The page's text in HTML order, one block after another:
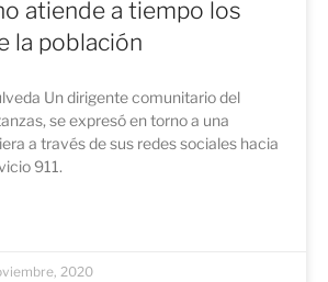
atiende a tiempo los
la población
Un dirigente comunitario del
se expresó en torno a una
a través de sus redes sociales hacia
911.
2020